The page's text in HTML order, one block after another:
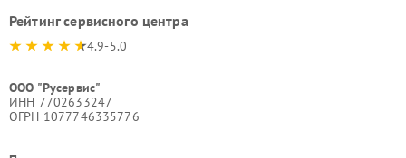
Рейтинг сервисного центра
4.9-5.0
ООО "Русервис"
ИНН 7702633247
ОГРН 1077746335776